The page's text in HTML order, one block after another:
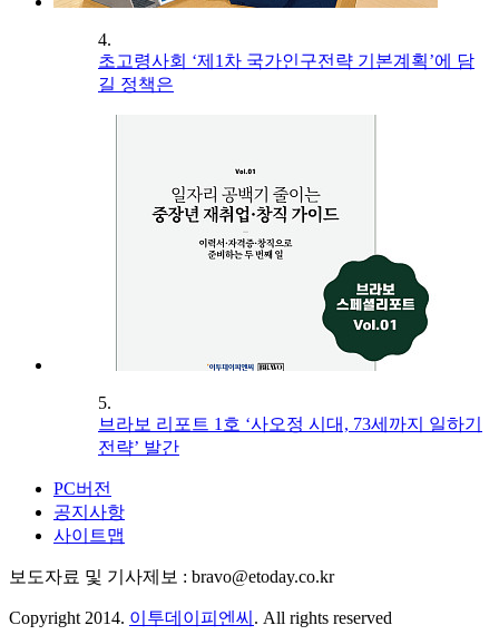
4.
초고령사회 ‘제1차 국가인구전략 기본계획’에 담
길 정책은
5.
브라보 리포트 1호 ‘사오정 시대, 73세까지 일하기
전략’ 발간
PC버전
공지사항
사이트맵
보도자료 및 기사제보 : bravo@etoday.co.kr
Copyright 2014. 이투데이피엔씨 . All rights reserved